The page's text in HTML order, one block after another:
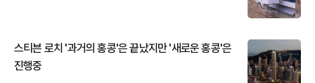
스티븐 로치 '과거의 홍콩'은 끝났지만 '새로운 홍콩'은
진행중